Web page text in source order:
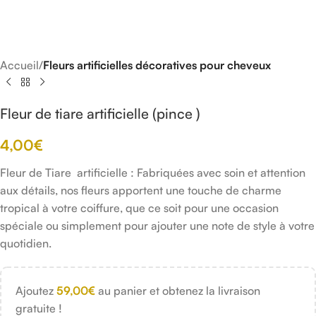
Accueil Fleurs artificielles décoratives pour cheveux
Fleur de tiare artificielle (pince )
4,00€
Fleur de Tiare artificielle : Fabriquées avec soin et attention
aux détails, nos fleurs apportent une touche de charme
tropical à votre coiffure, que ce soit pour une occasion
spéciale ou simplement pour ajouter une note de style à votre
quotidien.
Ajoutez 59,00€ au panier et obtenez la livraison
gratuite !